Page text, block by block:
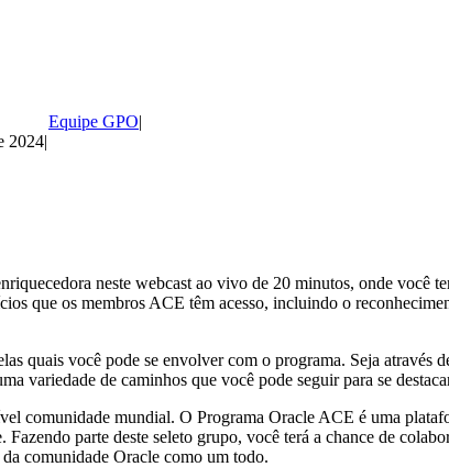
Equipe GPO
2024
neste webcast ao vivo de 20 minutos, onde
que os membros ACE têm acesso, incluindo o
quais você pode se envolver com o programa. Seja
variedade de caminhos que você pode seguir para se
comunidade mundial. O Programa Oracle ACE é uma
Fazendo parte deste seleto grupo, você terá a chance de
comunidade Oracle como um todo.